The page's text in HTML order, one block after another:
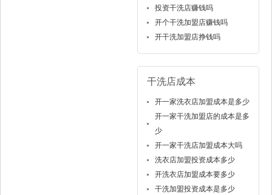
投资干洗店赚钱吗
开个干洗加盟店赚钱吗
开干洗加盟店挣钱吗
干洗店成本
开一家洗衣店加盟成本是多少
开一家干洗加盟店的成本是多
少
开一家干洗店加盟成本大吗
洗衣店加盟投资成本多少
开洗衣店加盟成本要多少
干洗加盟投资成本是多少